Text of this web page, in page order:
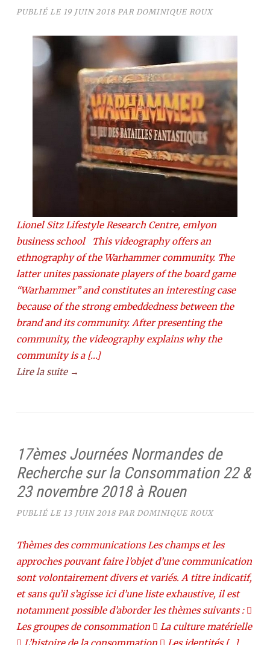
PUBLIÉ LE 19 JUIN 2018 PAR DOMINIQUE ROUX
Lionel Sitz Lifestyle Research Centre, emlyon
business school This videography offers an
ethnography of the Warhammer community. The
latter unites passionate players of the board game
“Warhammer” and constitutes an interesting case
because of the strong embeddedness between the
brand and its community. After presenting the
community, the videography explains why the
community is a […]
Lire la suite →
17èmes Journées Normandes de
Recherche sur la Consommation 22 &
23 novembre 2018 à Rouen
PUBLIÉ LE 13 JUIN 2018 PAR DOMINIQUE ROUX
Thèmes des communications Les champs et les
approches pouvant faire l’objet d’une communication
sont volontairement divers et variés. A titre indicatif,
et sans qu’il s’agisse ici d’une liste exhaustive, il est
notamment possible d’aborder les thèmes suivants : 
Les groupes de consommation  La culture matérielle